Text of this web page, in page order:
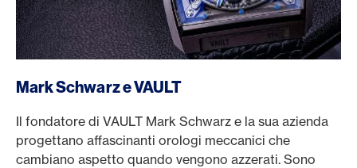
Mark Schwarz e VAULT
Il fondatore di VAULT Mark Schwarz e la sua azienda
progettano affascinanti orologi meccanici che
cambiano aspetto quando vengono azzerati. Sono